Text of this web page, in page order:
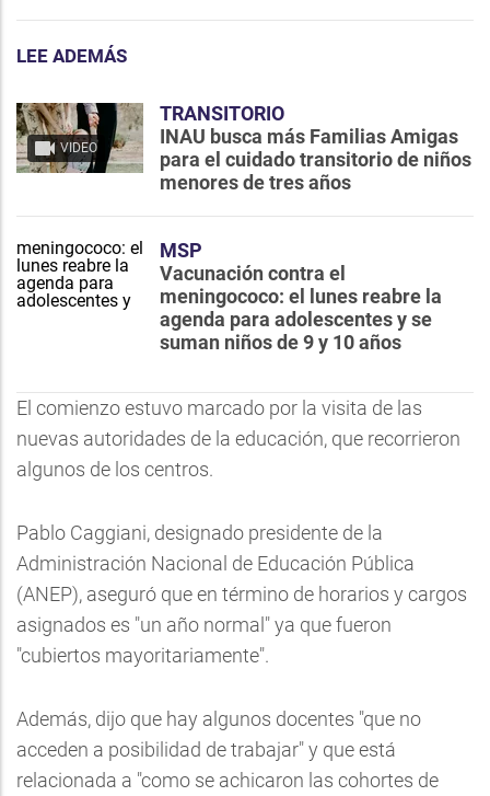
LEE ADEMÁS
VIDEO
TRANSITORIO
INAU busca más Familias Amigas
para el cuidado transitorio de niños
menores de tres años
MSP
Vacunación contra el
meningococo: el lunes reabre la
agenda para adolescentes y se
suman niños de 9 y 10 años
El comienzo estuvo marcado por la visita de las
nuevas autoridades de la educación, que recorrieron
algunos de los centros.
Pablo Caggiani, designado presidente de la
Administración Nacional de Educación Pública
(ANEP), aseguró que en término de horarios y cargos
asignados es "un año normal" ya que fueron
"cubiertos mayoritariamente".
Además, dijo que hay algunos docentes "que no
acceden a posibilidad de trabajar" y que está
relacionada a "como se achicaron las cohortes de